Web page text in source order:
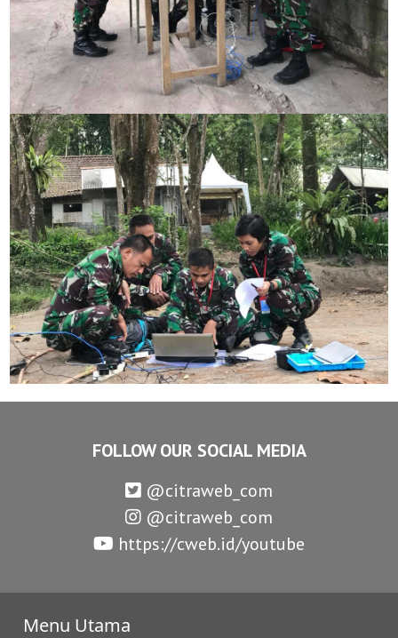
FOLLOW OUR SOCIAL MEDIA
@citraweb_com
@citraweb_com
https://cweb.id/youtube
Menu Utama